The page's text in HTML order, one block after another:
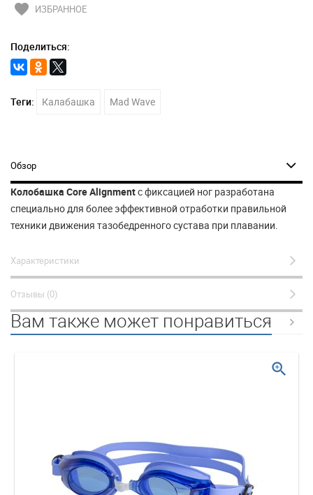
favorite ИЗБРАННОЕ
Поделиться:
Теги: Калабашка Mad Wave
Обзор
Колобашка Core Alignmentс фиксацией ног разработана
специально для более эффективной отработки правильной
техники движения тазобедренного сустава при плавании.
Характеристики
Отзывы (0)
Вам также может понравиться
zoom_in